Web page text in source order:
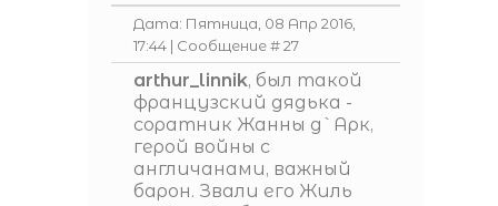
Дата: Пятница, 08 Апр 2016,
17:44 | Сообщение #27
arthur_linnik, был такой
французский дядька -
соратник Жанны д`Арк,
герой войны с
англичанами, важный
барон. Звали его Жиль